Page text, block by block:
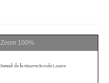
Zoom 100%